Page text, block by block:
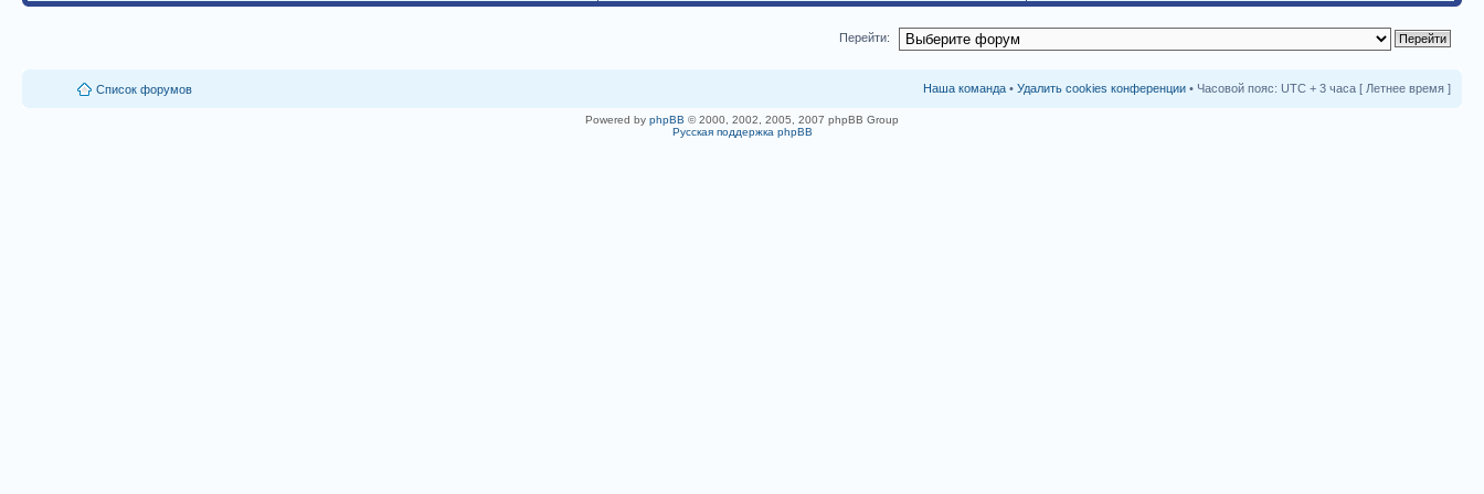
Перейти:
Список форумов Наша команда • Удалить cookies конференции • Часовой пояс: UTC + 3 часа [ Летнее время ]
Powered by phpBB © 2000, 2002, 2005, 2007 phpBB Group
Русская поддержка phpBB